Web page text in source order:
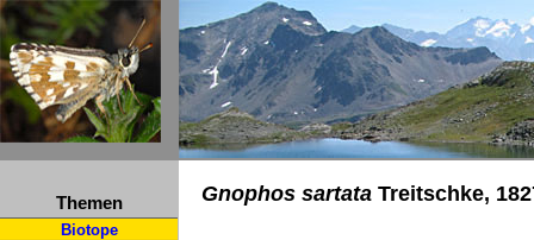
Themen
Biotope
Gnophos sartata Treitschke,